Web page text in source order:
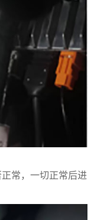
常，一切正常后进